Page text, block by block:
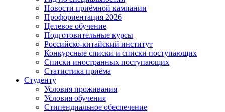
Новости приёмной кампании
Профориентация 2026
Целевое обучение
Подготовительные курсы
Российско-китайский институт
Конкурсные списки и списки поступающих
Списки иностранных поступающих
Статистика приёма
Студенту
Условия проживания
Условия обучения
Стипендиальное обеспечение